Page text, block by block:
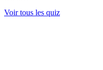
Voir tous les quiz